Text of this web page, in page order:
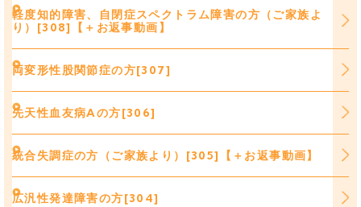
軽度知的障害、自閉症スペクトラム障害の方（ご家族よ
り）[308]【＋お返事動画】
両変形性股関節症の方[307]
先天性血友病Aの方[306]
統合失調症の方（ご家族より）[305]【＋お返事動画】
広汎性発達障害の方[304]